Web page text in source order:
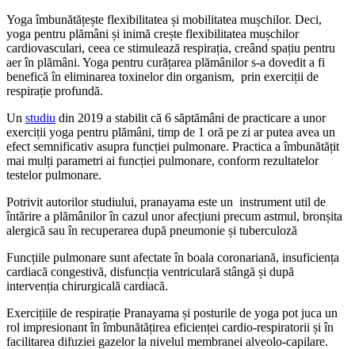
Yoga îmbunătățește flexibilitatea și mobilitatea mușchilor. Deci,
yoga pentru plămâni și inimă crește flexibilitatea mușchilor
cardiovasculari, ceea ce stimulează respirația, creând spațiu pentru
aer în plămâni. Yoga pentru curățarea plămânilor s-a dovedit a fi
benefică în eliminarea toxinelor din organism, prin exerciții de
respirație profundă.
Un studiu din 2019 a stabilit că 6 săptămâni de practicare a unor
exerciții yoga pentru plămâni, timp de 1 oră pe zi ar putea avea un
efect semnificativ asupra funcției pulmonare. Practica a îmbunătățit
mai mulți parametri ai funcției pulmonare, conform rezultatelor
testelor pulmonare.
Potrivit autorilor studiului, pranayama este un instrument util de
întărire a plămânilor în cazul unor afecțiuni precum astmul, bronșita
alergică sau în recuperarea după pneumonie și tuberculoză
Funcțiile pulmonare sunt afectate în boala coronariană, insuficiența
cardiacă congestivă, disfuncția ventriculară stângă și după
intervenția chirurgicală cardiacă.
Exercițiile de respirație Pranayama și posturile de yoga pot juca un
rol impresionant în îmbunătățirea eficienței cardio-respiratorii și în
facilitarea difuziei gazelor la nivelul membranei alveolo-capilare.